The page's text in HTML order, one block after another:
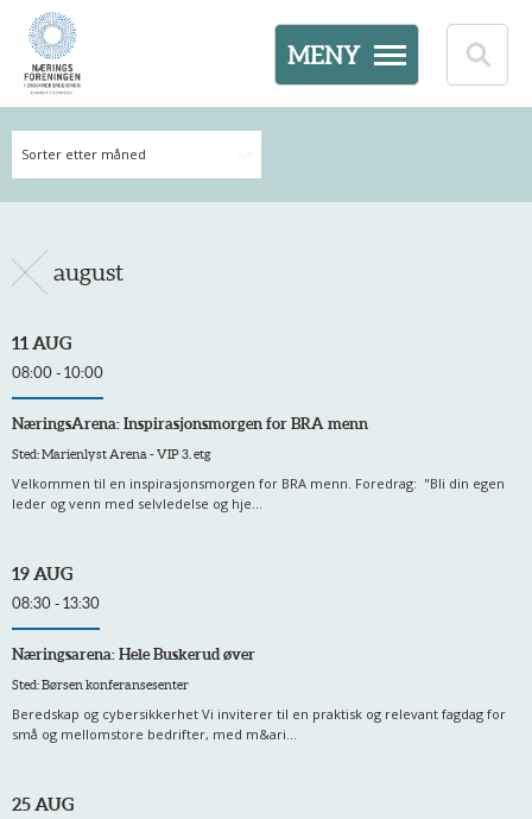
MENY
Sorter etter måned
august
11 AUG
08:00 - 10:00
NæringsArena: Inspirasjonsmorgen for BRA menn
Sted: Marienlyst Arena - VIP 3. etg
Velkommen til en inspirasjonsmorgen for BRA menn. Foredrag: "Bli din egen
leder og venn med selvledelse og hje...
19 AUG
08:30 - 13:30
Næringsarena: Hele Buskerud øver
Sted: Børsen konferansesenter
Beredskap og cybersikkerhet Vi inviterer til en praktisk og relevant fagdag for
små og mellomstore bedrifter, med m&ari...
25 AUG